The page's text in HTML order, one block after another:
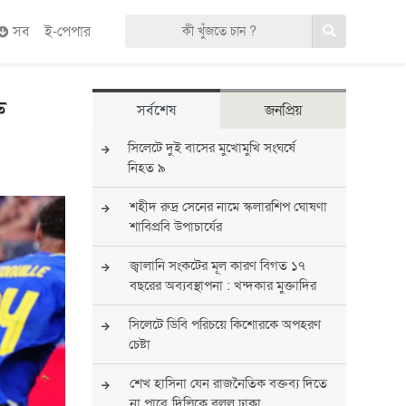
সব ই-পেপার
সর্বশেষ জনপ্রিয়
সিলেটে দুই বাসের মুখোমুখি সংঘর্ষে
নিহত ৯
শহীদ রুদ্র সেনের নামে স্কলারশিপ ঘোষণা
শাবিপ্রবি উপাচার্যের
জ্বালানি সংকটের মূল কারণ বিগত ১৭
বছরের অব্যবস্থাপনা : খন্দকার মুক্তাদির
সিলেটে ডিবি পরিচয়ে কিশোরকে অপহরণ
চেষ্টা
শেখ হাসিনা যেন রাজনৈতিক বক্তব্য দিতে